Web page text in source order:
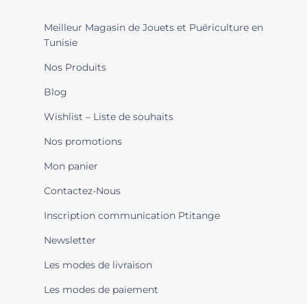
Meilleur Magasin de Jouets et Puériculture en
Tunisie
Nos Produits
Blog
Wishlist – Liste de souhaits
Nos promotions
Mon panier
Contactez-Nous
Inscription communication Ptitange
Newsletter
Les modes de livraison
Les modes de paiement